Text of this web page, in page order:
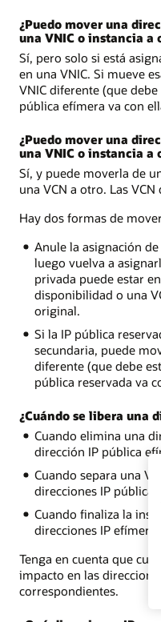
¿Puedo mover una
una VNIC o instancia a
Sí, pero solo si está
en una VNIC. Si mueve
VNIC diferente (que
pública efímera va con
¿Puedo mover una
una VNIC o instancia a
Sí, y puede moverla de
una VCN a otro. Las
Hay dos formas de
Anule la asignación
luego vuelva a
privada puede estar
disponibilidad o una
original.
Si la IP pública
secundaria, puede
diferente (que debe
pública reservada va
¿Cuándo se libera una
Cuando elimina una
dirección IP pública
Cuando separa una
direcciones IP
Cuando finaliza la
direcciones IP
Tenga en cuenta que
impacto en las
correspondientes.